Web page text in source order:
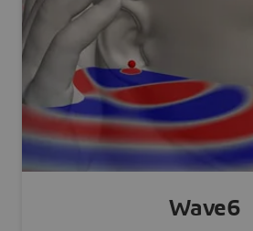
в области вычислительной
Читать пресс-
Wave6